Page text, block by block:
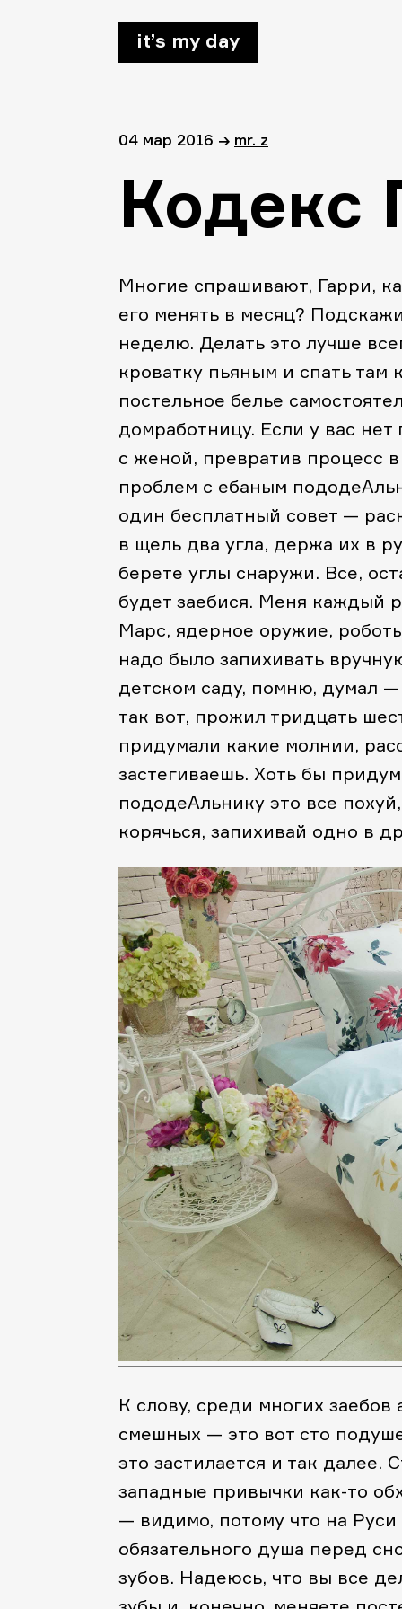
it’s my day
04 мар 2016 → mr. z
Кодекс
Многие спрашивают, Гарри,
его менять в месяц?
неделю. Делать это лучше
кроватку пьяным и спать там
постельное белье
домработницу. Если у вас
с женой, превратив процесс
проблем с ебаным
один бесплатный совет —
в щель два угла, держа их в
берете углы снаружи. Все,
будет заебися. Меня каждый
Марс, ядерное оружие,
надо было запихивать
детском саду, помню, думал
так вот, прожил тридцать
придумали какие молнии,
застегиваешь. Хоть бы
пододеАльнику это все
корячься, запихивай одно в
К слову, среди многих
смешных — это вот сто
это застилается и так
западные привычки как-то
— видимо, потому что на Руси
обязательного душа перед
зубов. Надеюсь, что вы все